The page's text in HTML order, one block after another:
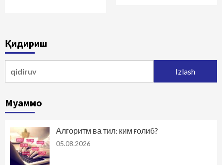
Қидириш
Муаммо
Алгоритм ва тил: ким ғолиб?
05.08.2026